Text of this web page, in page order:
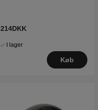
214DKK
I lager
Køb